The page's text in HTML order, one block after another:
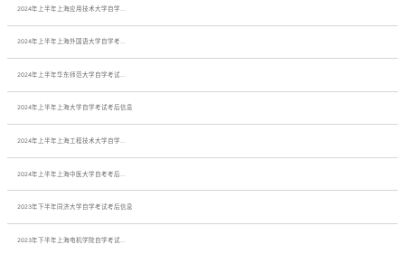
2024年上半年上海应用技术大学自学...
2024年上半年上海外国语大学自学考...
2024年上半年华东师范大学自学考试...
2024年上半年上海大学自学考试考后信息
2024年上半年上海工程技术大学自学...
2024年上半年上海中医大学自考考后...
2023年下半年同济大学自学考试考后信息
2023年下半年上海电机学院自学考试...